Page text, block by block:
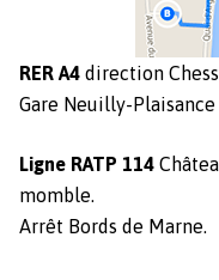
RER A4 direc­tion
Gare Neuil­ly-
Ligne RATP 114
momble.
Arrêt Bor­ds de Marne.